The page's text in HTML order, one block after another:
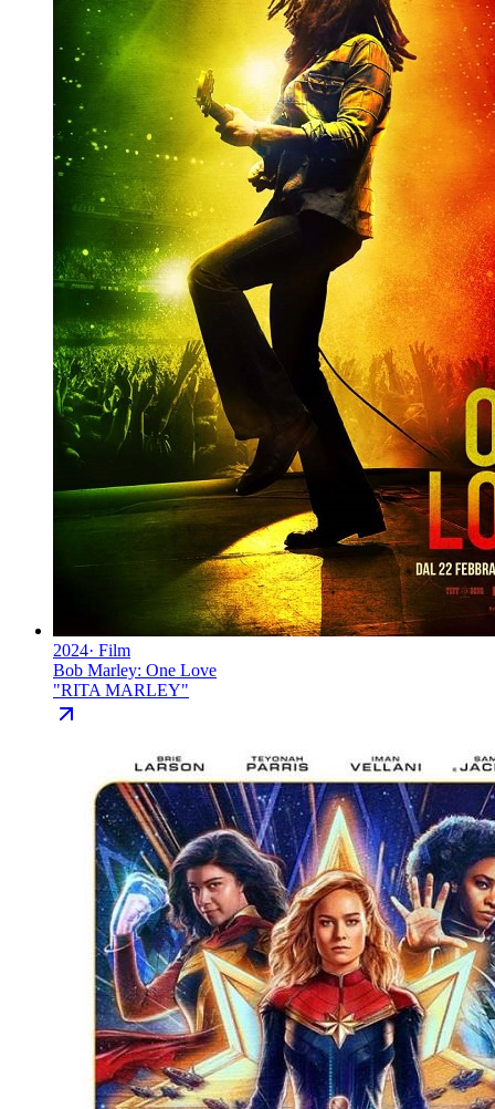
2024· Film
Bob Marley: One Love
"RITA MARLEY"